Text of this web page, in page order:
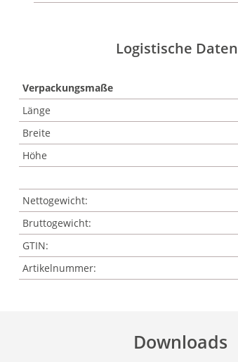
Logistische Daten
Verpackungsmaße
Länge
Breite
Höhe
Nettogewicht:
Bruttogewicht:
GTIN:
Artikelnummer:
Downloads